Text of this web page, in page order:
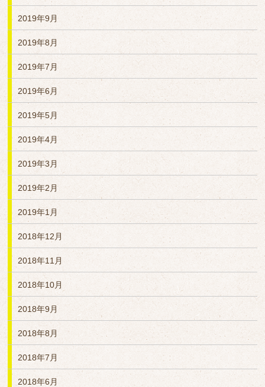
2019年9月
2019年8月
2019年7月
2019年6月
2019年5月
2019年4月
2019年3月
2019年2月
2019年1月
2018年12月
2018年11月
2018年10月
2018年9月
2018年8月
2018年7月
2018年6月